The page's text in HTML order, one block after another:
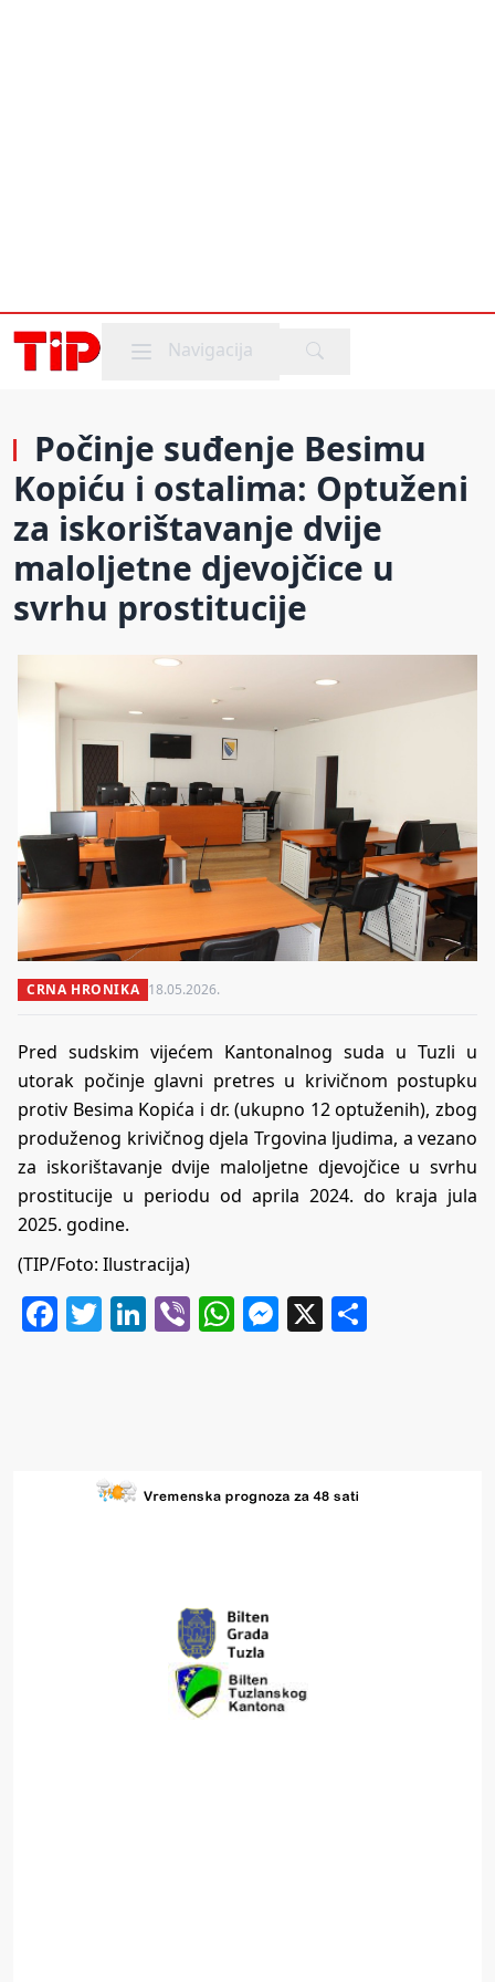
Mobile menu
Navigacija
Počinje suđenje Besimu
Kopiću i ostalima: Optuženi
za iskorištavanje dvije
maloljetne djevojčice u
svrhu prostitucije
CRNA HRONIKA 18.05.2026.
Pred sudskim vijećem Kantonalnog suda u Tuzli u
utorak počinje glavni pretres u krivičnom postupku
protiv Besima Kopića i dr. (ukupno 12 optuženih), zbog
produženog krivičnog djela Trgovina ljudima, a vezano
za iskorištavanje dvije maloljetne djevojčice u svrhu
prostitucije u periodu od aprila 2024. do kraja jula
2025. godine.
(TIP/Foto: Ilustracija)
Facebook
Twitter
LinkedIn
ViberWhatsApp
Messenger
X